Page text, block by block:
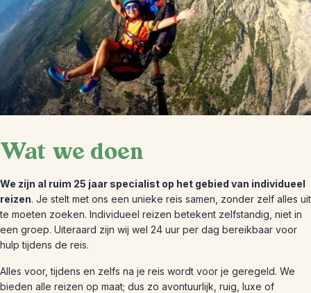
Wat we doen
We zijn al ruim 25 jaar specialist op het gebied van individueel
reizen. Je stelt met ons een unieke reis samen, zonder zelf alles uit
te moeten zoeken. Individueel reizen betekent zelfstandig, niet in
een groep. Uiteraard zijn wij wel 24 uur per dag bereikbaar voor
hulp tijdens de reis.
Alles voor, tijdens en zelfs na je reis wordt voor je geregeld. We
bieden alle reizen op maat; dus zo avontuurlijk, ruig, luxe of